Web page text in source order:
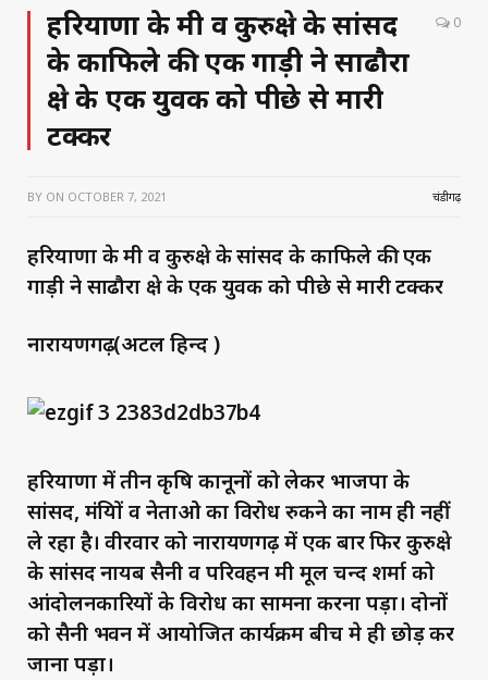
हरियाणा के मंत्री व कुरुक्षेत्र के सांसद
के काफिले की एक गाड़ी ने साढौरा
क्षेत्र के एक युवक को पीछे से मारी
टक्कर
0
BY ON OCTOBER 7, 2021 चंडीगढ़
हरियाणा के मंत्री व कुरुक्षेत्र के सांसद के काफिले की एक
गाड़ी ने साढौरा क्षेत्र के एक युवक को पीछे से मारी टक्कर
नारायणगढ़(अटल हिन्द )
हरियाणा में तीन कृषि कानूनों को लेकर भाजपा के
सांसद, मंत्रियों व नेताओ का विरोध रुकने का नाम ही नहीं
ले रहा है। वीरवार को नारायणगढ़ में एक बार फिर कुरुक्षेत्र
के सांसद नायब सैनी व परिवहन मंत्री मूल चन्द शर्मा को
आंदोलनकारियों के विरोध का सामना करना पड़ा। दोनों
को सैनी भवन में आयोजित कार्यक्रम बीच मे ही छोड़ कर
जाना पड़ा।